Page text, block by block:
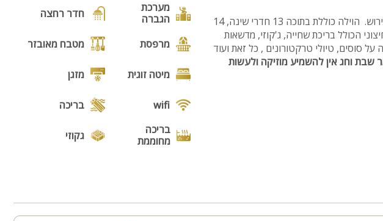
וילה מצודת ציון, הזדמנות לאירוח בוילה יוקרתית הממוקמת במושב תירוש. הוילה כוללת בתוכה 13 חדרי שינה, 14
הכולל בריכת שחייה, ג'קוזי, מדשאות
על סוסים, טיולי טרקטורונים , כל זאת ועוד
וחג אין להשמיע מוזיקה ולעשות
מערכת
הגברה
חדר רחצה
מרפסת מטבח מאובזר
מיטה זוגית מזגן
wifi
בריכה
בריכה
מחוממת
גקוזי